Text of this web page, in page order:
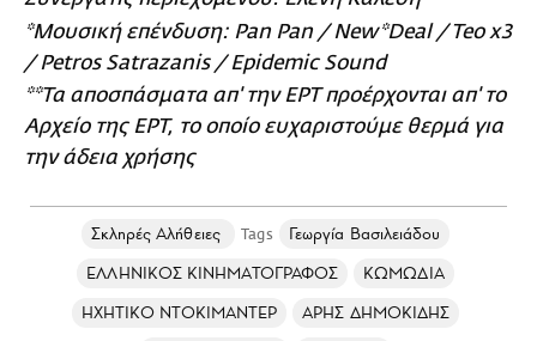
*Μουσική επένδυση: Pan Pan / New*Deal / Teo x3
/ Petros Satrazanis / Epidemic Sound
**Τα αποσπάσματα απ' την ΕΡΤ προέρχονται απ' το
Αρχείο της ΕΡΤ, το οποίο ευχαριστούμε θερμά για
την άδεια χρήσης
Σκληρές Αλήθειες
Γεωργία Βασιλειάδου
ΕΛΛΗΝΙΚΟΣ ΚΙΝΗΜΑΤΟΓΡΑΦΟΣ
ΚΩΜΩΔΙΑ
ΗΧΗΤΙΚΟ ΝΤΟΚΙΜΑΝΤΕΡ
ΑΡΗΣ ΔΗΜΟΚΙΔΗΣ